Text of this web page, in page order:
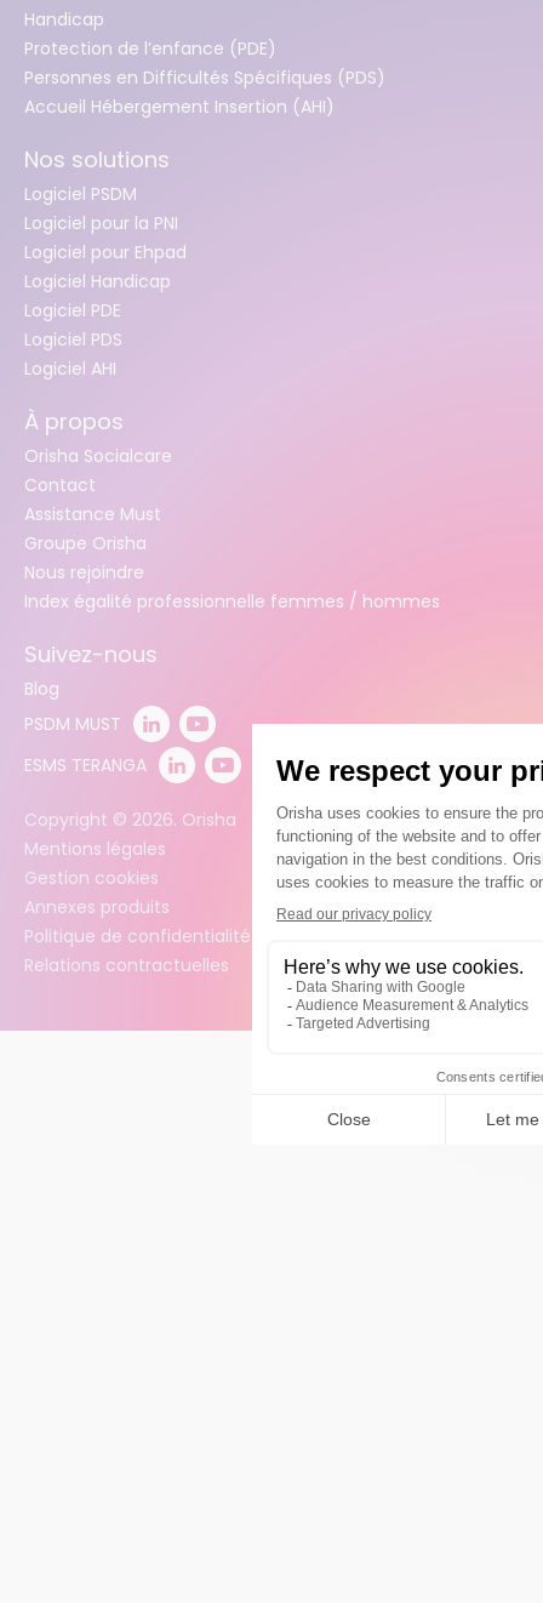
Handicap
Protection de l’enfance (PDE)
Personnes en Difficultés Spécifiques (PDS)
Accueil Hébergement Insertion (AHI)
Nos solutions
Logiciel PSDM
Logiciel pour la PNI
Logiciel pour Ehpad
Logiciel Handicap
Logiciel PDE
Logiciel PDS
Logiciel AHI
À propos
Orisha Socialcare
Contact
Assistance Must
Groupe Orisha
Nous rejoindre
Index égalité professionnelle femmes / hommes
Suivez-nous
Blog
PSDM MUST
ESMS TERANGA
Copyright © 2026. Orisha
Mentions légales
Gestion cookies
Annexes produits
Politique de confidentialité des données
Relations contractuelles